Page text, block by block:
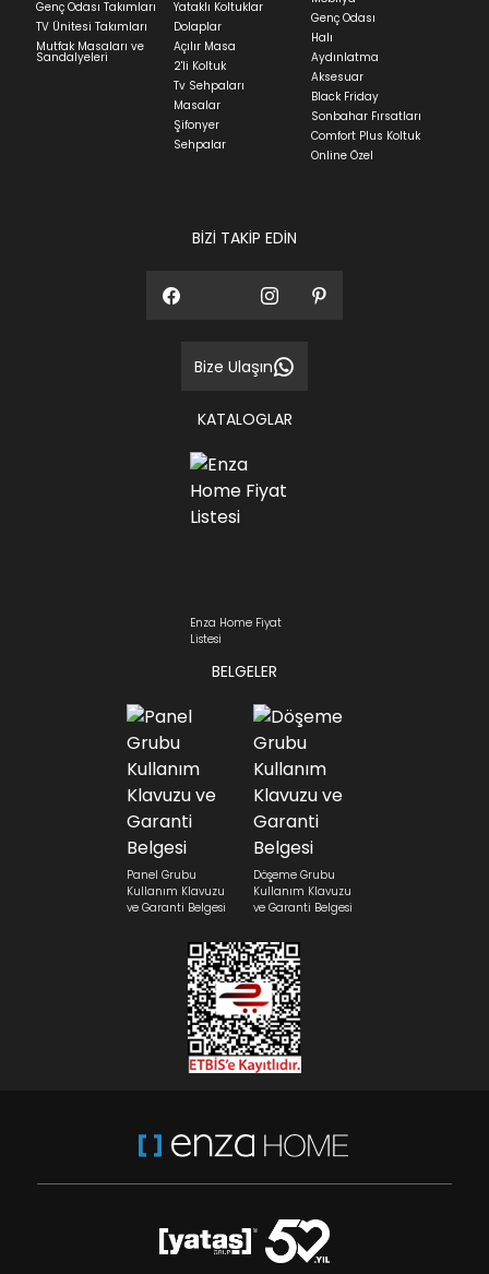
Genç Odası Takımları
TV Ünitesi Takımları
Mutfak Masaları ve
Sandalyeleri
Yataklı Koltuklar
Dolaplar
Açılır Masa
2'li Koltuk
Tv Sehpaları
Masalar
Şifonyer
Sehpalar
Genç Odası
Halı
Aydınlatma
Aksesuar
Black Friday
Sonbahar Fırsatları
Comfort Plus Koltuk
Online Özel
BİZİ TAKİP EDİN
Bize Ulaşın
KATALOGLAR
Enza Home Fiyat
Listesi
BELGELER
Panel Grubu
Kullanım Klavuzu
ve Garanti Belgesi
Döşeme Grubu
Kullanım Klavuzu
ve Garanti Belgesi